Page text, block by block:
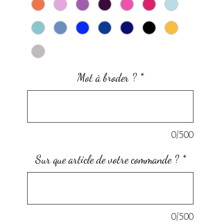
Mot à broder ? *
0/500
Sur que article de votre commande ? *
0/500